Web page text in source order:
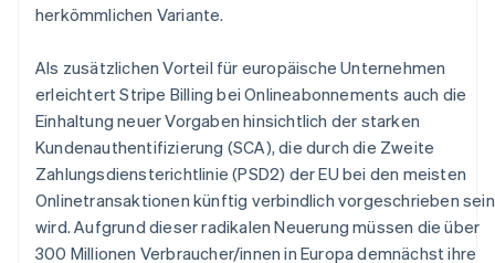
herkömmlichen Variante.
Als zusätzlichen Vorteil für europäische Unternehmen
erleichtert Stripe Billing bei Onlineabonnements auch die
Einhaltung neuer Vorgaben hinsichtlich der starken
Kundenauthentifizierung (SCA), die durch die Zweite
Zahlungsdiensterichtlinie (PSD2) der EU bei den meisten
Onlinetransaktionen künftig verbindlich vorgeschrieben sein
wird. Aufgrund dieser radikalen Neuerung müssen die über
300 Millionen Verbraucher/innen in Europa demnächst ihre
English
Belgien
Nederlands FrançaisDeutsch English
Brasilien
PortuguêsEnglish
Bulgarien
English
Dänemark
English